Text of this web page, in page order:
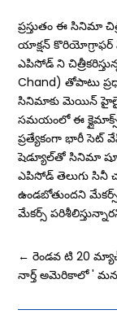
ప్రస్తుతం ఈ సినిమా
యాక్షన్ కొరియోగ్రాఫర్
ఎపిసోడ్ ని
Chand) తోపాటు
సినిమాకు మెయిన్‌
సమయంలో ఈ క్లైమాక్స్
ప్రత్యేకంగా భారీ సెట్‌
షెడ్యూల్‌తో సినిమా
ఎపిసోడ్ తెలుగు సినీ
ఉండబోతుందని
మేకర్స్‌
←రెండవ టి 20
నార్త్ అమెరికాలో ' మన